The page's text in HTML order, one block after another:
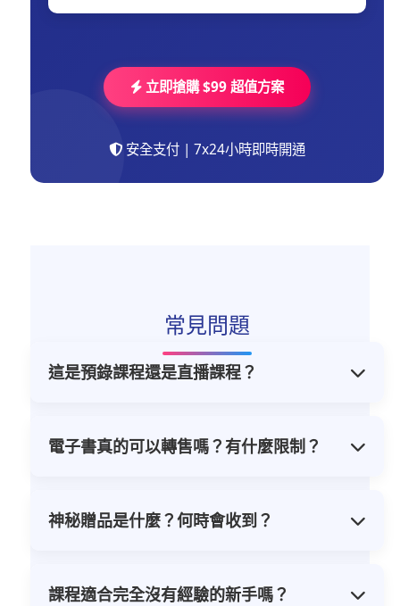
立即搶購 $99 超值方案
安全支付 | 7x24小時即時開通
常見問題
這是預錄課程還是直播課程？
無限觀看，沒有時間限制。
電子書真的可以轉售嗎？有什麼限制？
書轉售給他人並保留全部收入。唯一的限制
神秘贈品是什麼？何時會收到？
成後寄發至您的電子信箱。這是一份能直接
課程適合完全沒有經驗的新手嗎？